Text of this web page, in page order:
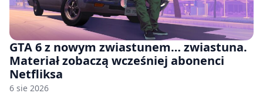
GTA 6 z nowym zwiastunem… zwiastuna.
Materiał zobaczą wcześniej abonenci
Netfliksa
6 sie 2026